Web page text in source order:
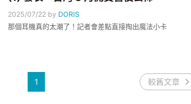
2025/07/22 by DORIS
那個耳機真的太潮了！記者會差點直接掏出魔法小卡
1 較舊文章